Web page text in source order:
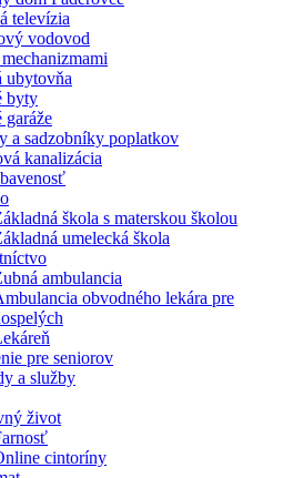
televízia
vodovod
ubytovňa
byty
garáže
a sadzobníky poplatkov
kanalizácia
škola s materskou školou
umelecká škola
ambulancia
obvodného lekára pre
pre seniorov
a služby
život
cintoríny